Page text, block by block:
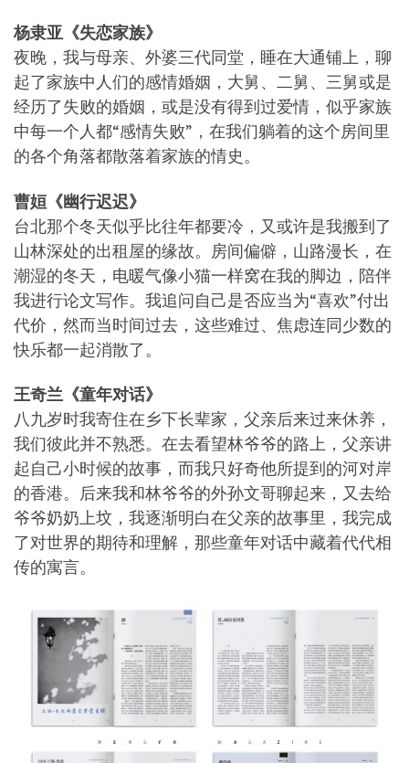
杨隶亚《失恋家族》
夜晚，我与母亲、外婆三代同堂，睡在大通铺上，聊
起了家族中人们的感情婚姻，大舅、二舅、三舅或是
经历了失败的婚姻，或是没有得到过爱情，似乎家族
中每一个人都“感情失败”，在我们躺着的这个房间里
的各个角落都散落着家族的情史。
曹姮《幽行迟迟》
台北那个冬天似乎比往年都要冷，又或许是我搬到了
山林深处的出租屋的缘故。房间偏僻，山路漫长，在
潮湿的冬天，电暖气像小猫一样窝在我的脚边，陪伴
我进行论文写作。我追问自己是否应当为“喜欢”付出
代价，然而当时间过去，这些难过、焦虑连同少数的
快乐都一起消散了。
王奇兰《童年对话》
八九岁时我寄住在乡下长辈家，父亲后来过来休养，
我们彼此并不熟悉。在去看望林爷爷的路上，父亲讲
起自己小时候的故事，而我只好奇他所提到的河对岸
的香港。后来我和林爷爷的外孙文哥聊起来，又去给
爷爷奶奶上坟，我逐渐明白在父亲的故事里，我完成
了对世界的期待和理解，那些童年对话中藏着代代相
传的寓言。